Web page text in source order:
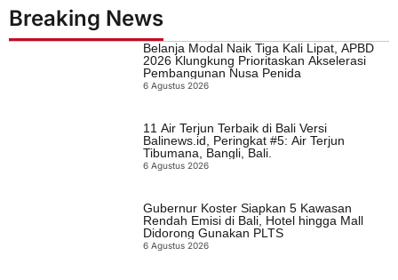
Breaking News
Belanja Modal Naik Tiga Kali Lipat, APBD
2026 Klungkung Prioritaskan Akselerasi
Pembangunan Nusa Penida
6 Agustus 2026
11 Air Terjun Terbaik di Bali Versi
Balinews.id, Peringkat #5: Air Terjun
Tibumana, Bangli, Bali.
6 Agustus 2026
Gubernur Koster Siapkan 5 Kawasan
Rendah Emisi di Bali, Hotel hingga Mall
Didorong Gunakan PLTS
6 Agustus 2026